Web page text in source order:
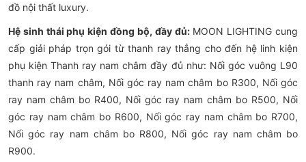
đồ nội thất luxury.
Hệ sinh thái phụ kiện đồng bộ, đầy đủ:MOON LIGHTING cung
cấp giải pháp trọn gói từ thanh ray thẳng cho đến hệ linh kiện
phụ kiện Thanh ray nam châm đầy đủ như: Nối góc vuông L90
thanh ray nam châm, Nối góc ray nam châm bo R300, Nối góc
ray nam châm bo R400, Nối góc ray nam châm bo R500, Nối
góc ray nam châm bo R600, Nối góc ray nam châm bo R700,
Nối góc ray nam châm bo R800, Nối góc ray nam châm bo
R900.